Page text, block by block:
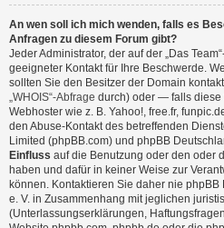
An wen soll ich mich wenden, falls es
Anfragen zu diesem Forum gibt?
Jeder Administrator, der auf der „Das
geeigneter Kontakt für Ihre Beschwerde.
sollten Sie den Besitzer der Domain
„WHOIS“-Abfrage durch) oder — falls diese
Webhoster wie z. B. Yahoo!, free.fr,
den Abuse-Kontakt des betreffenden
Limited (phpBB.com) und phpBB
Einfluss auf die Benutzung oder den oder
haben und dafür in keiner Weise zur
können. Kontaktieren Sie daher nie
e. V. in Zusammenhang mit jeglichen
(Unterlassungserklärungen,